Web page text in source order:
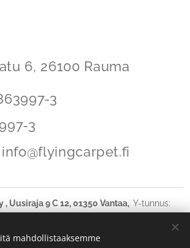
6, 26100 Rauma
3
3
info@flyingcarpet.fi
, Uusiraja 9 C 12, 01350 Vantaa, Y-tunnus:
PUHELIN KIINNI HEINÄKUUSSA.
mahdollistaaksemme